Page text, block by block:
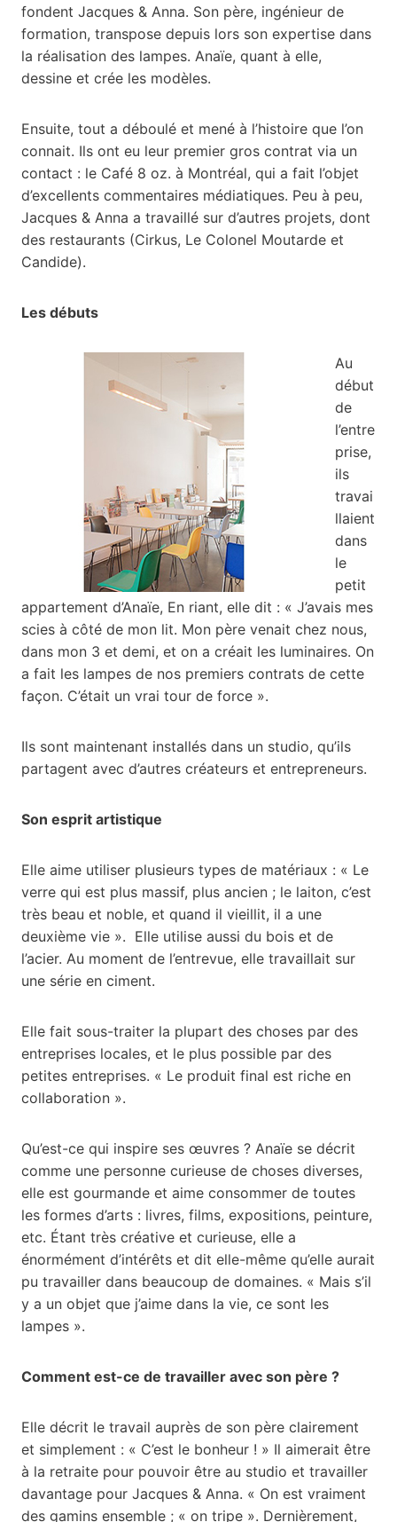
fondent Jacques & Anna. Son père, ingénieur de
formation, transpose depuis lors son expertise dans
la réalisation des lampes. Anaïe, quant à elle,
dessine et crée les modèles.
Ensuite, tout a déboulé et mené à l’histoire que l’on
connait. Ils ont eu leur premier gros contrat via un
contact : le Café 8 oz. à Montréal, qui a fait l’objet
d’excellents commentaires médiatiques. Peu à peu,
Jacques & Anna a travaillé sur d’autres projets, dont
des restaurants (Cirkus, Le Colonel Moutarde et
Candide).
Les débuts
Au
début
de
l’entre
prise,
ils
travai
llaient
dans
le
petit
appartement d’Anaïe, En riant, elle dit : « J’avais mes
scies à côté de mon lit. Mon père venait chez nous,
dans mon 3 et demi, et on a créait les luminaires. On
a fait les lampes de nos premiers contrats de cette
façon. C’était un vrai tour de force ».
Ils sont maintenant installés dans un studio, qu’ils
partagent avec d’autres créateurs et entrepreneurs.
Son esprit artistique
Elle aime utiliser plusieurs types de matériaux : « Le
verre qui est plus massif, plus ancien ; le laiton, c’est
très beau et noble, et quand il vieillit, il a une
deuxième vie ». Elle utilise aussi du bois et de
l’acier. Au moment de l’entrevue, elle travaillait sur
une série en ciment.
Elle fait sous-traiter la plupart des choses par des
entreprises locales, et le plus possible par des
petites entreprises. « Le produit final est riche en
collaboration ».
Qu’est-ce qui inspire ses œuvres ? Anaïe se décrit
comme une personne curieuse de choses diverses,
elle est gourmande et aime consommer de toutes
les formes d’arts : livres, films, expositions, peinture,
etc. Étant très créative et curieuse, elle a
énormément d’intérêts et dit elle-même qu’elle aurait
pu travailler dans beaucoup de domaines. « Mais s’il
y a un objet que j’aime dans la vie, ce sont les
lampes ».
Comment est-ce de travailler avec son père ?
Elle décrit le travail auprès de son père clairement
et simplement : « C’est le bonheur ! » Il aimerait être
à la retraite pour pouvoir être au studio et travailler
davantage pour Jacques & Anna. « On est vraiment
des gamins ensemble ; « on tripe ». Dernièrement,